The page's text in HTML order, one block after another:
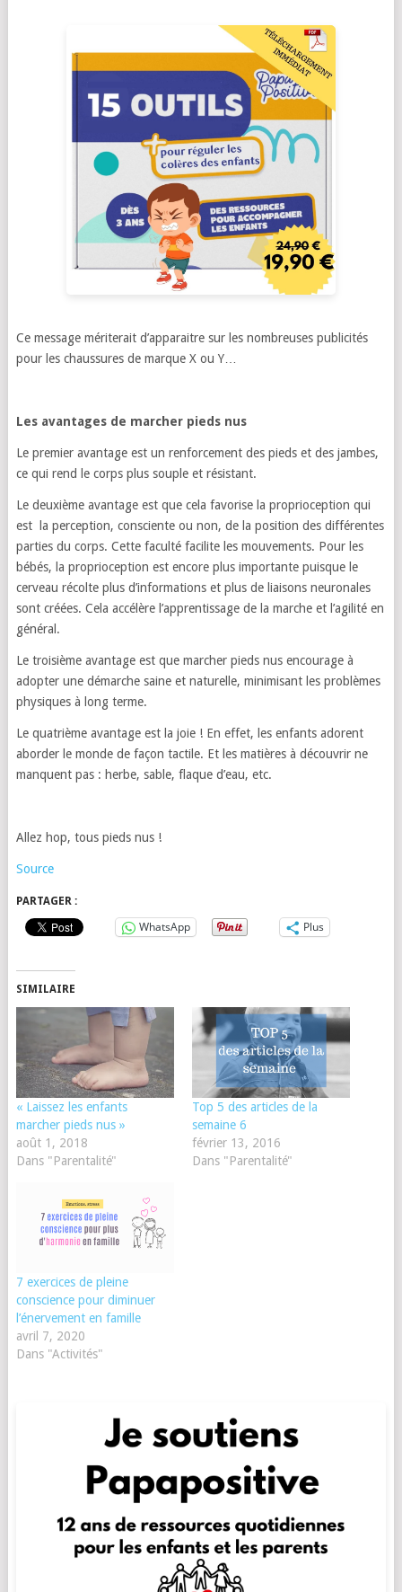
Ce message mériterait d’apparaitre sur les nombreuses publicités
pour les chaussures de marque X ou Y…
Les avantages de marcher pieds nus
Le premier avantage est un renforcement des pieds et des jambes,
ce qui rend le corps plus souple et résistant.
Le deuxième avantage est que cela favorise la proprioception qui
est la perception, consciente ou non, de la position des différentes
parties du corps. Cette faculté facilite les mouvements. Pour les
bébés, la proprioception est encore plus importante puisque le
cerveau récolte plus d’informations et plus de liaisons neuronales
sont créées. Cela accélère l’apprentissage de la marche et l’agilité en
général.
Le troisième avantage est que marcher pieds nus encourage à
adopter une démarche saine et naturelle, minimisant les problèmes
physiques à long terme.
Le quatrième avantage est la joie ! En effet, les enfants adorent
aborder le monde de façon tactile. Et les matières à découvrir ne
manquent pas : herbe, sable, flaque d’eau, etc.
Allez hop, tous pieds nus !
Source
PARTAGER :
WhatsApp Plus
SIMILAIRE
« Laissez les enfants
marcher pieds nus »
août 1, 2018
Dans "Parentalité"
Top 5 des articles de la
semaine 6
février 13, 2016
Dans "Parentalité"
7 exercices de pleine
conscience pour diminuer
l’énervement en famille
avril 7, 2020
Dans "Activités"